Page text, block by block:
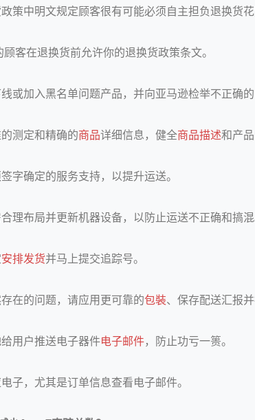
策中明文规定顾客很有可能必须自主担负退换货花
顾客在退换货前允许你的退换货政策条文。
或加入黑名单问题产品，并向亚马逊检举不正确的
测定和精确的商品详细信息，健全商品描述和产品
字确定的服务支持，以提升运送。
理布局并更新机器设备，以防止运送不正确和搞混
安排发货并马上提交追踪号。
在的问题，请应用更可靠的包裝、保存配送汇报
用户推送电子器件电子邮件，防止功亏一篑。
子，尤其是订单信息查看电子邮件。